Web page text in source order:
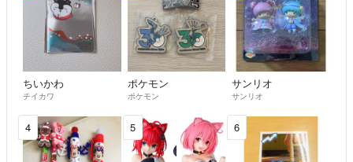
ちいかわ
チイカワ
ポケモン
ポケモン
サンリオ
サンリオ
4 5 6